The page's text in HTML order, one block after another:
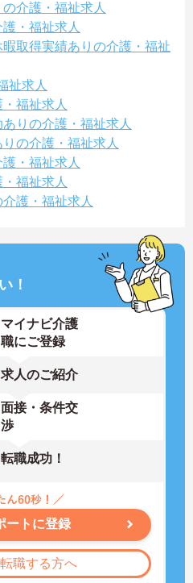
介護・福祉求人
・福祉求人
取得実績ありの介護・福祉
祉求人
福祉求人
りの介護・福祉求人
の介護・福祉求人
・福祉求人
福祉求人
護・福祉求人
！
マイナビ介護
職にご登録
求人のご紹介
面接・条件交
渉
転職成功！
ートに登録
職する方へ